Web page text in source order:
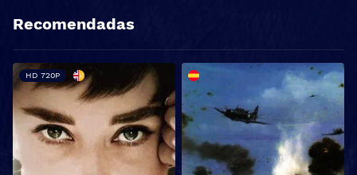
Recomendadas
HD 720P